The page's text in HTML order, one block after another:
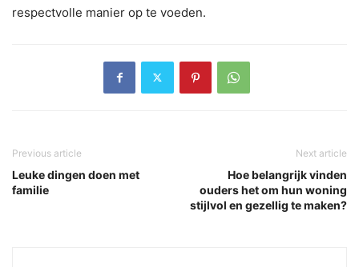
respectvolle manier op te voeden.
Previous article
Leuke dingen doen met
familie
Next article
Hoe belangrijk vinden
ouders het om hun woning
stijlvol en gezellig te maken?